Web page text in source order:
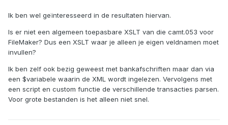
Ik ben wel geïnteresseerd in de resultaten hiervan.
Is er niet een algemeen toepasbare XSLT van die camt.053 voor
FileMaker? Dus een XSLT waar je alleen je eigen veldnamen moet
invullen?
Ik ben zelf ook bezig geweest met bankafschriften maar dan via
een $variabele waarin de XML wordt ingelezen. Vervolgens met
een script en custom functie de verschillende transacties parsen.
Voor grote bestanden is het alleen niet snel.